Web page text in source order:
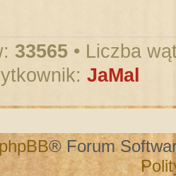
33565 • Liczba
JaMal
phpBB® Forum